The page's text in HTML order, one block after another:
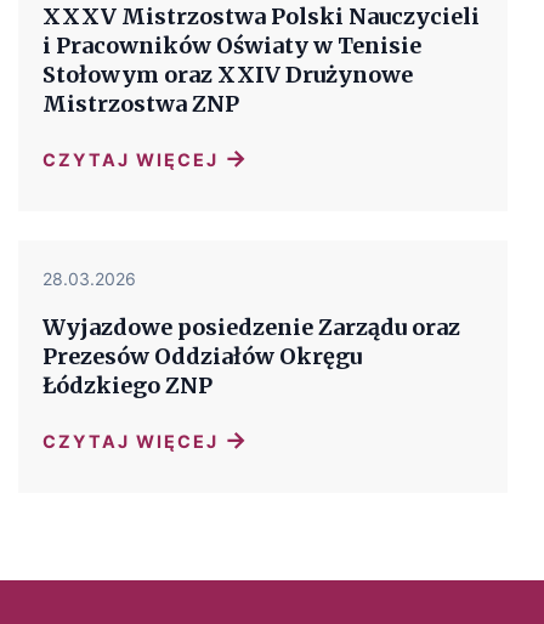
XXXV Mistrzostwa Polski Nauczycieli
i Pracowników Oświaty w Tenisie
Stołowym oraz XXIV Drużynowe
Mistrzostwa ZNP
CZYTAJ WIĘCEJ →
28.03.2026
Wyjazdowe posiedzenie Zarządu oraz
Prezesów Oddziałów Okręgu
Łódzkiego ZNP
CZYTAJ WIĘCEJ →